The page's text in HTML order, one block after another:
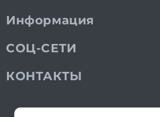
Информация
СОЦ-СЕТИ
КОНТАКТЫ